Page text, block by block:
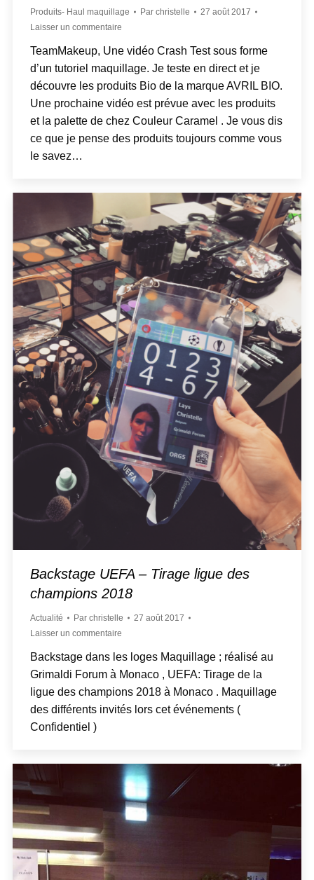
Produits- Haul maquillage Par christelle
27 août 2017
Laisser un commentaire
TeamMakeup, Une vidéo Crash Test sous forme
d’un tutoriel maquillage. Je teste en direct et je
découvre les produits Bio de la marque AVRIL BIO.
Une prochaine vidéo est prévue avec les produits
et la palette de chez Couleur Caramel . Je vous dis
ce que je pense des produits toujours comme vous
le savez…
Backstage UEFA – Tirage ligue des
champions 2018
Actualité Par christelle
27 août 2017
Laisser un commentaire
Backstage dans les loges Maquillage ; réalisé au
Grimaldi Forum à Monaco , UEFA: Tirage de la
ligue des champions 2018 à Monaco . Maquillage
des différents invités lors cet événements (
Confidentiel )